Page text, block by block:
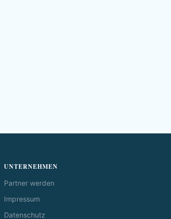
UNTERNEHMEN
Partner werden
Impressum
Datenschutz